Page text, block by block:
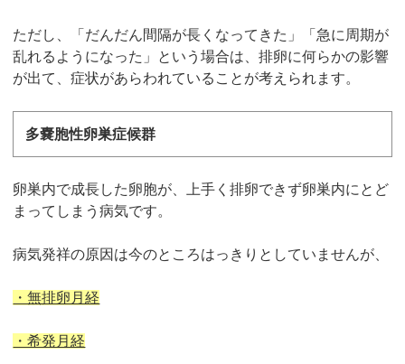
ただし、「だんだん間隔が長くなってきた」「急に周期が
乱れるようになった」という場合は、排卵に何らかの影響
が出て、症状があらわれていることが考えられます。
多嚢胞性卵巣症候群
卵巣内で成長した卵胞が、上手く排卵できず卵巣内にとど
まってしまう病気です。
病気発祥の原因は今のところはっきりとしていませんが、
・無排卵月経
・希発月経